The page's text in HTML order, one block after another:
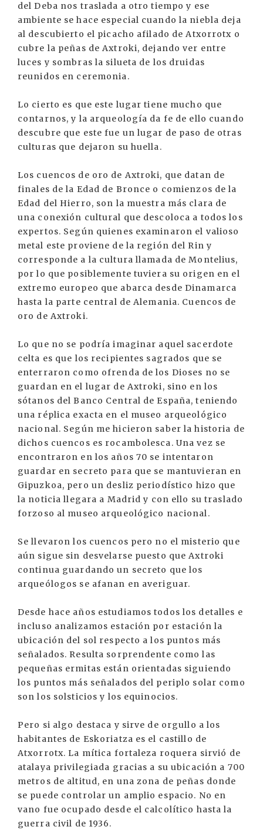
del Deba nos traslada a otro tiempo y ese
ambiente se hace especial cuando la niebla deja
al descubierto el picacho afilado de Atxorrotx o
cubre la peñas de Axtroki, dejando ver entre
luces y sombras la silueta de los druidas
reunidos en ceremonia.
Lo cierto es que este lugar tiene mucho que
contarnos, y la arqueología da fe de ello cuando
descubre que este fue un lugar de paso de otras
culturas que dejaron su huella.
Los cuencos de oro de Axtroki, que datan de
finales de la Edad de Bronce o comienzos de la
Edad del Hierro, son la muestra más clara de
una conexión cultural que descoloca a todos los
expertos. Según quienes examinaron el valioso
metal este proviene de la región del Rin y
corresponde a la cultura llamada de Montelius,
por lo que posiblemente tuviera su origen en el
extremo europeo que abarca desde Dinamarca
hasta la parte central de Alemania. Cuencos de
oro de Axtroki.
Lo que no se podría imaginar aquel sacerdote
celta es que los recipientes sagrados que se
enterraron como ofrenda de los Dioses no se
guardan en el lugar de Axtroki, sino en los
sótanos del Banco Central de España, teniendo
una réplica exacta en el museo arqueológico
nacional. Según me hicieron saber la historia de
dichos cuencos es rocambolesca. Una vez se
encontraron en los años 70 se intentaron
guardar en secreto para que se mantuvieran en
Gipuzkoa, pero un desliz periodístico hizo que
la noticia llegara a Madrid y con ello su traslado
forzoso al museo arqueológico nacional.
Se llevaron los cuencos pero no el misterio que
aún sigue sin desvelarse puesto que Axtroki
continua guardando un secreto que los
arqueólogos se afanan en averiguar.
Desde hace años estudiamos todos los detalles e
incluso analizamos estación por estación la
ubicación del sol respecto a los puntos más
señalados. Resulta sorprendente como las
pequeñas ermitas están orientadas siguiendo
los puntos más señalados del periplo solar como
son los solsticios y los equinocios.
Pero si algo destaca y sirve de orgullo a los
habitantes de Eskoriatza es el castillo de
Atxorrotx. La mítica fortaleza roquera sirvió de
atalaya privilegiada gracias a su ubicación a 700
metros de altitud, en una zona de peñas donde
se puede controlar un amplio espacio. No en
vano fue ocupado desde el calcolítico hasta la
guerra civil de 1936.